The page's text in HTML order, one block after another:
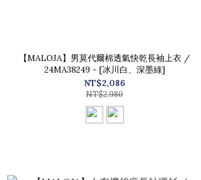
【MALOJA】男莫代爾棉透氣快乾長袖上衣 /
24MA38249 - [冰川白、深墨綠]
NT$2,086
NT$2,980